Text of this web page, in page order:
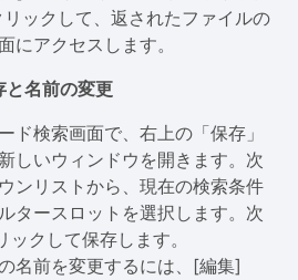
ックして、返されたファイルの
にアクセスします。
と名前の変更
ド検索画面で、右上の「保存」
しいウィンドウを開きます。次
ンリストから、現在の検索条件
タースロットを選択します。次
クして保存します。
名前を変更するには、[編集]